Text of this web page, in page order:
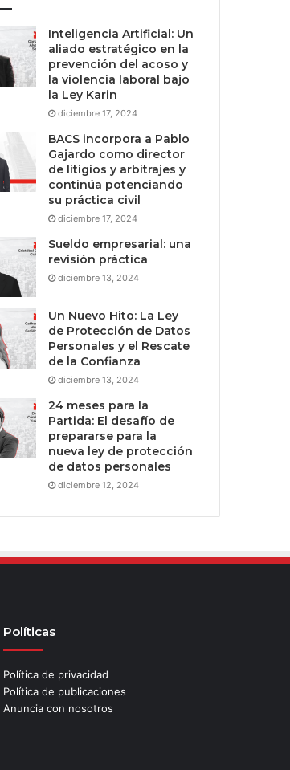
Inteligencia Artificial: Un
aliado estratégico en la
prevención del acoso y
la violencia laboral bajo
la Ley Karin
diciembre 17, 2024
BACS incorpora a Pablo
Gajardo como director
de litigios y arbitrajes y
continúa potenciando
su práctica civil
diciembre 17, 2024
Sueldo empresarial: una
revisión práctica
diciembre 13, 2024
Un Nuevo Hito: La Ley
de Protección de Datos
Personales y el Rescate
de la Confianza
diciembre 13, 2024
24 meses para la
Partida: El desafío de
prepararse para la
nueva ley de protección
de datos personales
diciembre 12, 2024
Políticas
Política de privacidad
Política de publicaciones
Anuncia con nosotros